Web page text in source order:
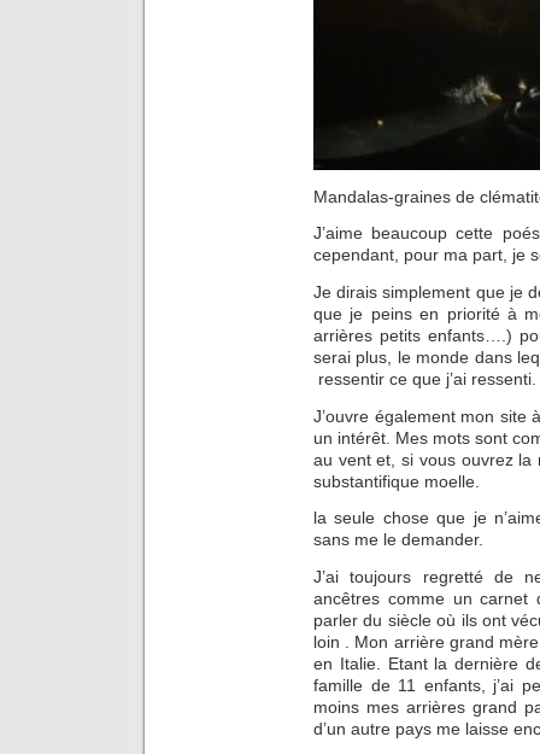
Mandalas-graines de
J’aime beaucoup cette
cependant, pour ma part, je
Je dirais simplement que je
que je peins en priorité à
arrières petits enfants….)
serai plus, le monde dans
ressentir ce que j’ai ressenti.
J’ouvre également mon site
un intérêt. Mes mots sont
au vent et, si vous ouvrez la
substantifique moelle.
la seule chose que je
sans me le demander.
J’ai toujours regretté de
ancêtres comme un
parler du siècle où ils ont
loin . Mon arrière grand
en Italie. Etant la dernière
famille de 11 enfants, j’ai
moins mes arrières grand
d’un autre pays me laisse